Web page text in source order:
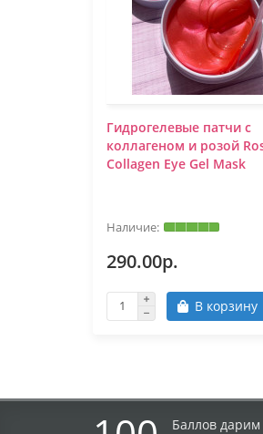
Гидрогелевые патчи с
коллагеном и розой
Collagen Eye Gel Mask
290.00р.
В корзину
Баллов дарим